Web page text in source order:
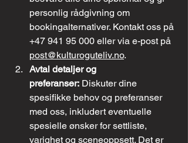
personlig rådgivning om
bookingalternativer. Kontakt oss på
+47 941 95 000 eller via e-post på
post@kulturoguteliv.no.
Avtal detaljer og
preferanser: Diskuter dine
spesifikke behov og preferanser
med oss, inkludert eventuelle
spesielle ønsker for settliste,
varighet og sceneoppsett. Det er